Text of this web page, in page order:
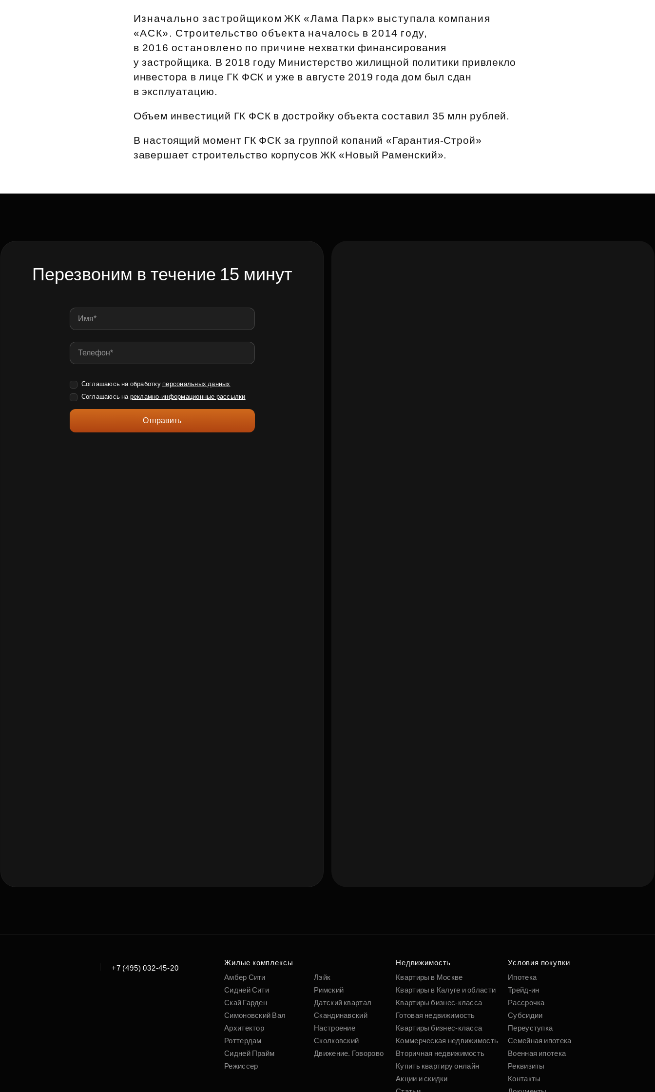
Изначально застройщиком ЖК «Лама Парк» выступала компания
«АСК». Строительство объекта началось в 2014 году,
в 2016 остановлено по причине нехватки финансирования
у застройщика. В 2018 году Министерство жилищной политики привлекло
инвестора в лице ГК ФСК и уже в августе 2019 года дом был сдан
в эксплуатацию.
Объем инвестиций ГК ФСК в достройку объекта составил 35 млн рублей.
В настоящий момент ГК ФСК за группой копаний «Гарантия‑Строй»
завершает строительство корпусов ЖК «Новый Раменский».
Перезвоним в течение 15 минут
Соглашаюсь на обработку персональных данных
Соглашаюсь на рекламно-информационные рассылки
Отправить
по удобным
вам параметрам
Подобрать
+7 (495) 032-45-20
Жилые комплексы
Амбер Сити
Сидней Сити
Скай Гарден
Симоновский Вал
Архитектор
Роттердам
Сидней Прайм
Режиссер
Лэйк
Римский
Датский квартал
Скандинавский
Настроение
Сколковский
Движение. Говорово
Недвижимость
Квартиры в Москве
Квартиры в Калуге и области
Квартиры бизнес-класса
Готовая недвижимость
Квартиры бизнес-класса
Коммерческая недвижимость
Вторичная недвижимость
Купить квартиру онлайн
Акции и скидки
Условия покупки
Ипотека
Трейд-ин
Рассрочка
Субсидии
Переуступка
Семейная ипотека
Военная ипотека
Реквизиты
Контакты